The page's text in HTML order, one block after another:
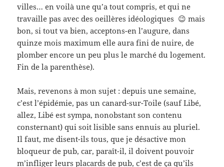
villes… en voilà une qu’a tout compris, et qui ne
travaille pas avec des oeillères idéologiques 😉 mais
bon, si tout va bien, acceptons-en l’augure, dans
quinze mois maximum elle aura fini de nuire, de
plomber encore un peu plus le marché du logement.
Fin de la parenthèse).
Mais, revenons à mon sujet : depuis une semaine,
c’est l’épidémie, pas un canard-sur-Toile (sauf Libé,
allez, Libé est sympa, nonobstant son contenu
consternant) qui soit lisible sans ennuis au pluriel.
Il faut, me disent-ils tous, que je désactive mon
bloqueur de pub, car, paraît-il, il doivent pouvoir
m’infliger leurs placards de pub, c’est de ça qu’ils